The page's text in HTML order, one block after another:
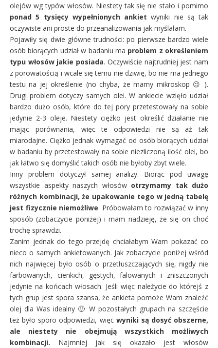
olejów wg typów włosów. Niestety tak się nie stało i pomimo
ponad 5 tysięcy wypełnionych ankiet wyniki nie są tak
oczywiste ani proste do przeanalizowania jak myślałam.
Pojawiły się dwie główne trudności: po pierwsze bardzo wiele
osób biorących udział w badaniu ma problem z określeniem
typu włosów jakie posiada. Oczywiście najtrudniej jest nam
z porowatością i wcale się temu nie dziwię, bo nie ma jednego
testu na jej określenie (no chyba, że mamy mikroskop 😉 ).
Drugi problem dotyczy samych olei. W ankiecie wzięło udział
bardzo dużo osób, które do tej pory przetestowały na sobie
jedynie 2-3 oleje. Niestety ciężko jest określić działanie nie
mając porównania, więc te odpowiedzi nie są aż tak
miarodajne. Ciężko jednak wymagać od osób biorących udział
w badaniu by przetestowały na sobie niezliczoną ilość olei, bo
jak łatwo się domyślić takich osób nie byłoby zbyt wiele.
Inny problem dotyczył samej analizy. Biorąc pod uwagę
wszystkie aspekty naszych włosów otrzymamy tak dużo
różnych kombinacji, że upakowanie tego w jedną tabelę
jest fizycznie niemożliwe. Próbowałam to rozwiązać w inny
sposób (zobaczycie poniżej) i mam nadzieję, że się on choć
trochę sprawdzi.
Zanim jednak do tego przejdę chciałabym Wam pokazać co
nieco o samych ankietowanych. Jak zobaczycie poniżej wśród
nich najwięcej było osób o przetłuszczających się, nigdy nie
farbowanych, cienkich, gęstych, falowanych i zniszczonych
jedynie na końcach włosach. Jeśli więc należycie do którejś z
tych grup jest spora szansa, że ankieta pomoże Wam znaleźć
olej dla Was idealny 🙂 W pozostałych grupach na szczęście
też było sporo odpowiedzi, więc wyniki są dosyć obszerne,
ale niestety nie obejmują wszystkich możliwych
kombinacji. Najmniej jak się okazało jest włosów